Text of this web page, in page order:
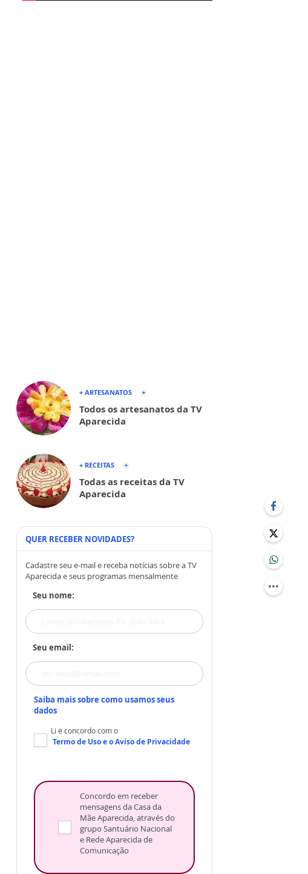
+ ARTESANATOS
Todos os artesanatos da TV
Aparecida
+ RECEITAS
Todas as receitas da TV
Aparecida
QUER RECEBER NOVIDADES?
Cadastre seu e-mail e receba notícias sobre a TV
Aparecida e seus programas mensalmente
Seu nome:
Seu email:
Saiba mais sobre como usamos seus
dados
Li e concordo com o
Termo de Usoe oAviso de Privacidade
Concordo em receber
mensagens da Casa da
Mãe Aparecida, através do
grupo Santuário Nacional
e Rede Aparecida de
Comunicação